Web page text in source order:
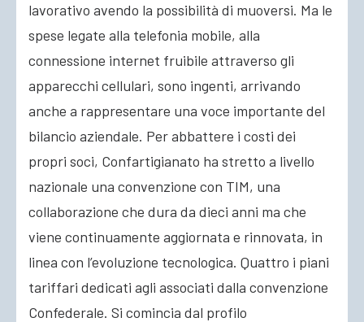
lavorativo avendo la possibilità di muoversi. Ma le
spese legate alla telefonia mobile, alla
connessione internet fruibile attraverso gli
apparecchi cellulari, sono ingenti, arrivando
anche a rappresentare una voce importante del
bilancio aziendale. Per abbattere i costi dei
propri soci, Confartigianato ha stretto a livello
nazionale una convenzione con TIM, una
collaborazione che dura da dieci anni ma che
viene continuamente aggiornata e rinnovata, in
linea con l’evoluzione tecnologica. Quattro i piani
tariffari dedicati agli associati dalla convenzione
Confederale. Si comincia dal profilo